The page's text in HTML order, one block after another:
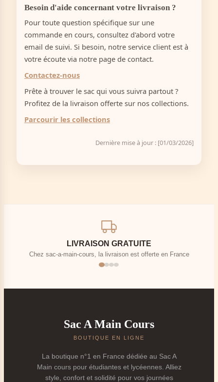
Besoin d'aide concernant votre livraison ?
Pour toute question spécifique sur une
commande en cours, consultez d'abord votre
email de suivi. Si besoin, notre service client est à
votre écoute via notre page de contact.
Contactez-nous
Prête à trouver le sac qui vous suivra partout ?
Profitez de la livraison offerte sur nos collections.
Parcourir les collections
Dernière mise à jour : [01/03/2026]
LIVRAISON GRATUITE
Chez sac-a-main-cours, la livraison est offerte en France
Sac A Main Cours
BOUTIQUE EN LIGNE
La boutique n°1 en France dédiée au Sac A
Main cours pour étudiantes et lycéennes. Alliez
style, confort et solidité pour vos journées